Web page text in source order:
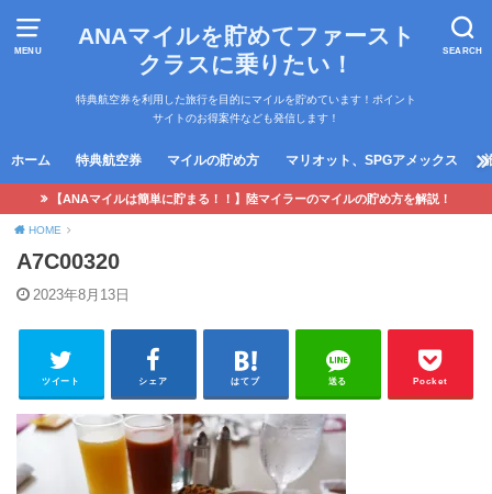
MENU SEARCH
ANAマイルを貯めてファースト
クラスに乗りたい！
特典航空券を利用した旅行を目的にマイルを貯めています！ポイント
サイトのお得案件なども発信します！
ホーム 特典航空券 マイルの貯め方 マリオット、SPGアメックス
【ANAマイルは簡単に貯まる！！】陸マイラーのマイルの貯め方を解説！
HOME
A7C00320
2023年8月13日
ツイート シェア はてブ 送る Pocket